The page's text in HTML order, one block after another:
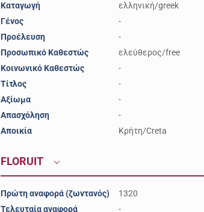
Καταγωγή
ελληνική/greek
Γένος
-
Προέλευση
-
Προσωπικό Καθεστώς
ελεύθερος/free
Κοινωνικό Καθεστώς
-
Τίτλος
-
Αξίωμα
-
Απασχόληση
-
Αποικία
Κρήτη/Creta
FLORUIT
Πρώτη αναφορά (ζωντανός)
1320
Τελευταία αναφορά
-